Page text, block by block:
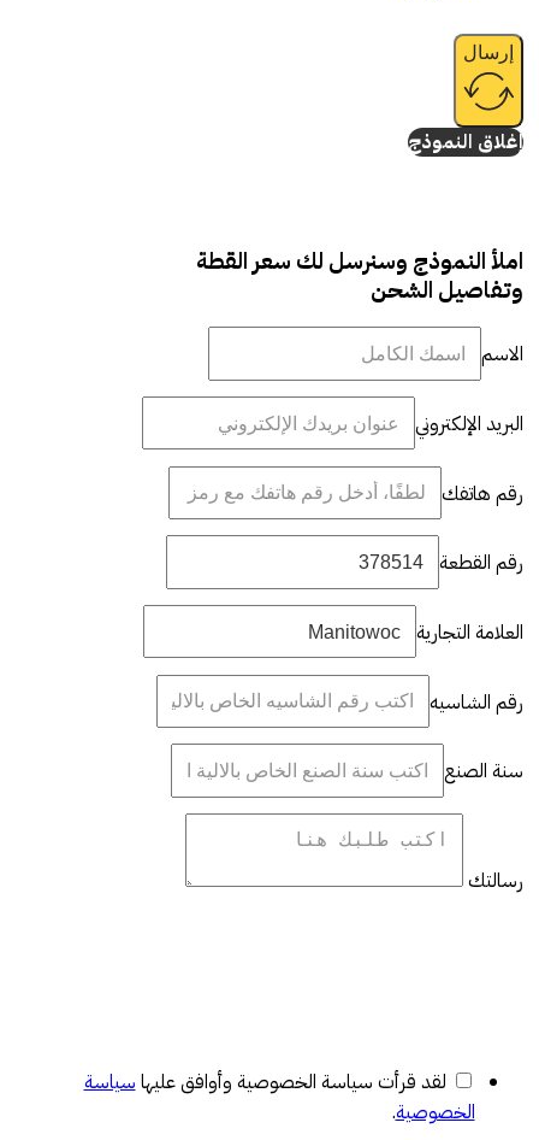
إرسال
إغلاق النموذج
املأ النموذج وسنرسل لك سعر القطة
وتفاصيل الشحن
الاسم
البريد الإلكتروني
رقم هاتفك
رقم القطعة
العلامة التجارية
رقم الشاسيه
سنة الصنع
رسالتك
لقد قرأت سياسة الخصوصية وأوافق عليها سياسة
الخصوصية.